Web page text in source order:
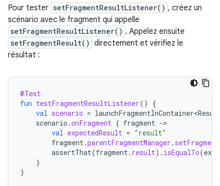
Pour tester setFragmentResultListener() , créez un
scénario avec le fragment qui appelle
setFragmentResultListener() . Appelez ensuite
setFragmentResult() directement et vérifiez le
résultat :
@Test
fun testFragmentResultListener()
{
val scenario =
scenario .onFragment { fragment -
val expectedResult = "result"
fragment.parentFragmentManager .
assertThat(fragment. result). isEqualTo(
}
}